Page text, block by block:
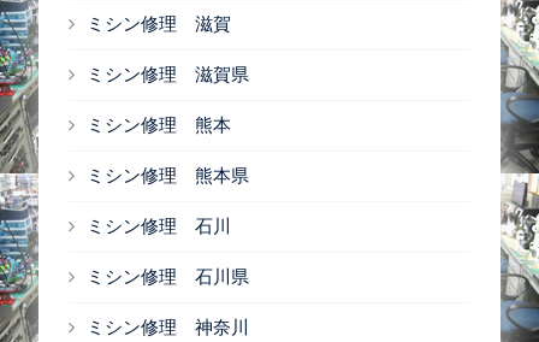
ミシン修理 滋賀
ミシン修理 滋賀県
ミシン修理 熊本
ミシン修理 熊本県
ミシン修理 石川
ミシン修理 石川県
ミシン修理 神奈川